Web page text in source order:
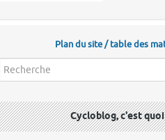
Plan du site / table des
Cycloblog, c'est quoi